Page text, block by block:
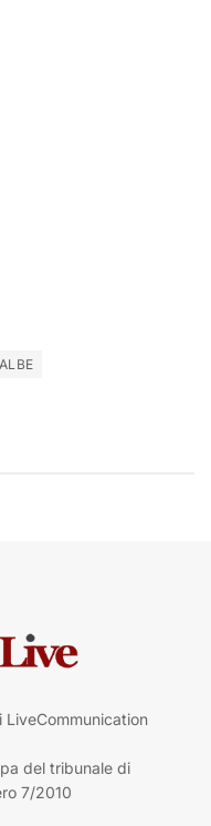
LiveCommunication
del tribunale di
7/2010